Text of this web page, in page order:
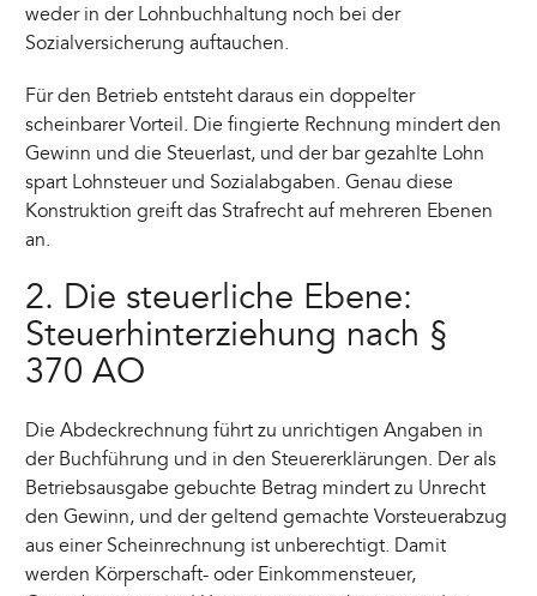
weder in der Lohnbuchhaltung noch bei der
Sozialversicherung auftauchen.
Für den Betrieb entsteht daraus ein doppelter
scheinbarer Vorteil. Die fingierte Rechnung mindert den
Gewinn und die Steuerlast, und der bar gezahlte Lohn
spart Lohnsteuer und Sozialabgaben. Genau diese
Konstruktion greift das Strafrecht auf mehreren Ebenen
an.
2. Die steuerliche Ebene:
Steuerhinterziehung nach §
370 AO
Die Abdeckrechnung führt zu unrichtigen Angaben in
der Buchführung und in den Steuererklärungen. Der als
Betriebsausgabe gebuchte Betrag mindert zu Unrecht
den Gewinn, und der geltend gemachte Vorsteuerabzug
aus einer Scheinrechnung ist unberechtigt. Damit
werden Körperschaft- oder Einkommensteuer,